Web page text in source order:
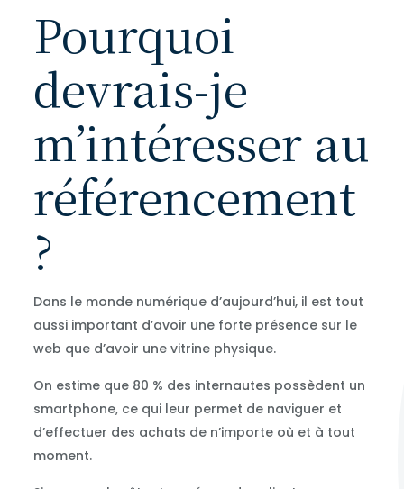
Pourquoi
devrais-je
m’intéresser au
référencement
?
Dans le monde numérique d’aujourd’hui, il est tout
aussi important d’avoir une forte présence sur le
web que d’avoir une vitrine physique.
On estime que 80 % des internautes possèdent un
smartphone, ce qui leur permet de naviguer et
d’effectuer des achats de n’importe où et à tout
moment.